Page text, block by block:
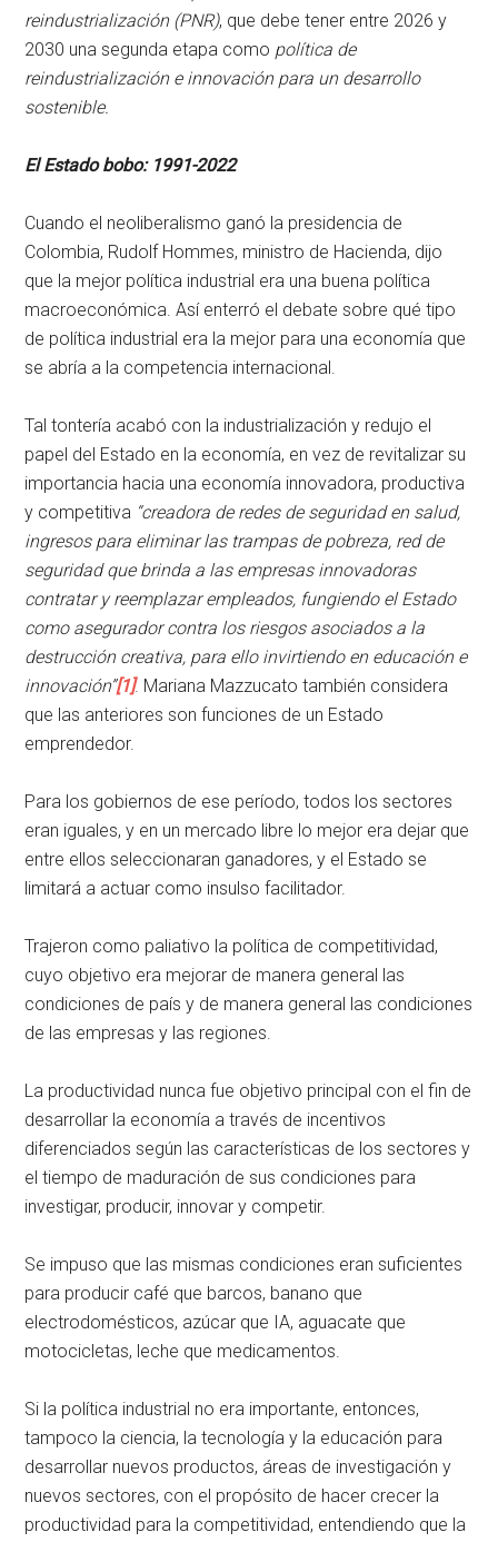
reindustrialización (PNR), que debe tener entre 2026 y
2030 una segunda etapa como política de
reindustrialización e innovación para un desarrollo
sostenible.
El Estado bobo: 1991-2022
Cuando el neoliberalismo ganó la presidencia de
Colombia, Rudolf Hommes, ministro de Hacienda, dijo
que la mejor política industrial era una buena política
macroeconómica. Así enterró el debate sobre qué tipo
de política industrial era la mejor para una economía que
se abría a la competencia internacional.
Tal tontería acabó con la industrialización y redujo el
papel del Estado en la economía, en vez de revitalizar su
importancia hacia una economía innovadora, productiva
y competitiva “creadora de redes de seguridad en salud,
ingresos para eliminar las trampas de pobreza, red de
seguridad que brinda a las empresas innovadoras
contratar y reemplazar empleados, fungiendo el Estado
como asegurador contra los riesgos asociados a la
destrucción creativa, para ello invirtiendo en educación e
innovación”[1]. Mariana Mazzucato también considera
que las anteriores son funciones de un Estado
emprendedor.
Para los gobiernos de ese período, todos los sectores
eran iguales, y en un mercado libre lo mejor era dejar que
entre ellos seleccionaran ganadores, y el Estado se
limitará a actuar como insulso facilitador.
Trajeron como paliativo la política de competitividad,
cuyo objetivo era mejorar de manera general las
condiciones de país y de manera general las condiciones
de las empresas y las regiones.
La productividad nunca fue objetivo principal con el fin de
desarrollar la economía a través de incentivos
diferenciados según las características de los sectores y
el tiempo de maduración de sus condiciones para
investigar, producir, innovar y competir.
Se impuso que las mismas condiciones eran suficientes
para producir café que barcos, banano que
electrodomésticos, azúcar que IA, aguacate que
motocicletas, leche que medicamentos.
Si la política industrial no era importante, entonces,
tampoco la ciencia, la tecnología y la educación para
desarrollar nuevos productos, áreas de investigación y
nuevos sectores, con el propósito de hacer crecer la
productividad para la competitividad, entendiendo que la